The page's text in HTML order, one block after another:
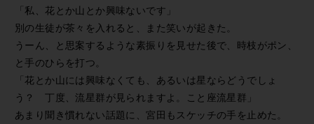
「私、花とか山とか興味ないです」
別の生徒が茶々を入れると、また笑いが起きた。
うーん、と思案するような素振りを見せた後で、時枝がポン、
と手のひらを打つ。
「花とか山には興味なくても、あるいは星ならどうでしょ
う？ 丁度、流星群が見られますよ。こと座流星群」
あまり聞き慣れない話題に、宮田もスケッチの手を止めた。